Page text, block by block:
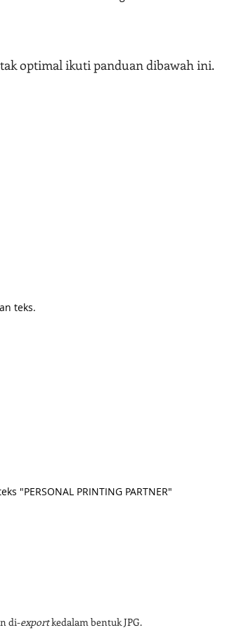
optimal ikuti panduan dibawah ini.
teks.
"PERSONAL PRINTING PARTNER"
di-export kedalam bentuk JPG.